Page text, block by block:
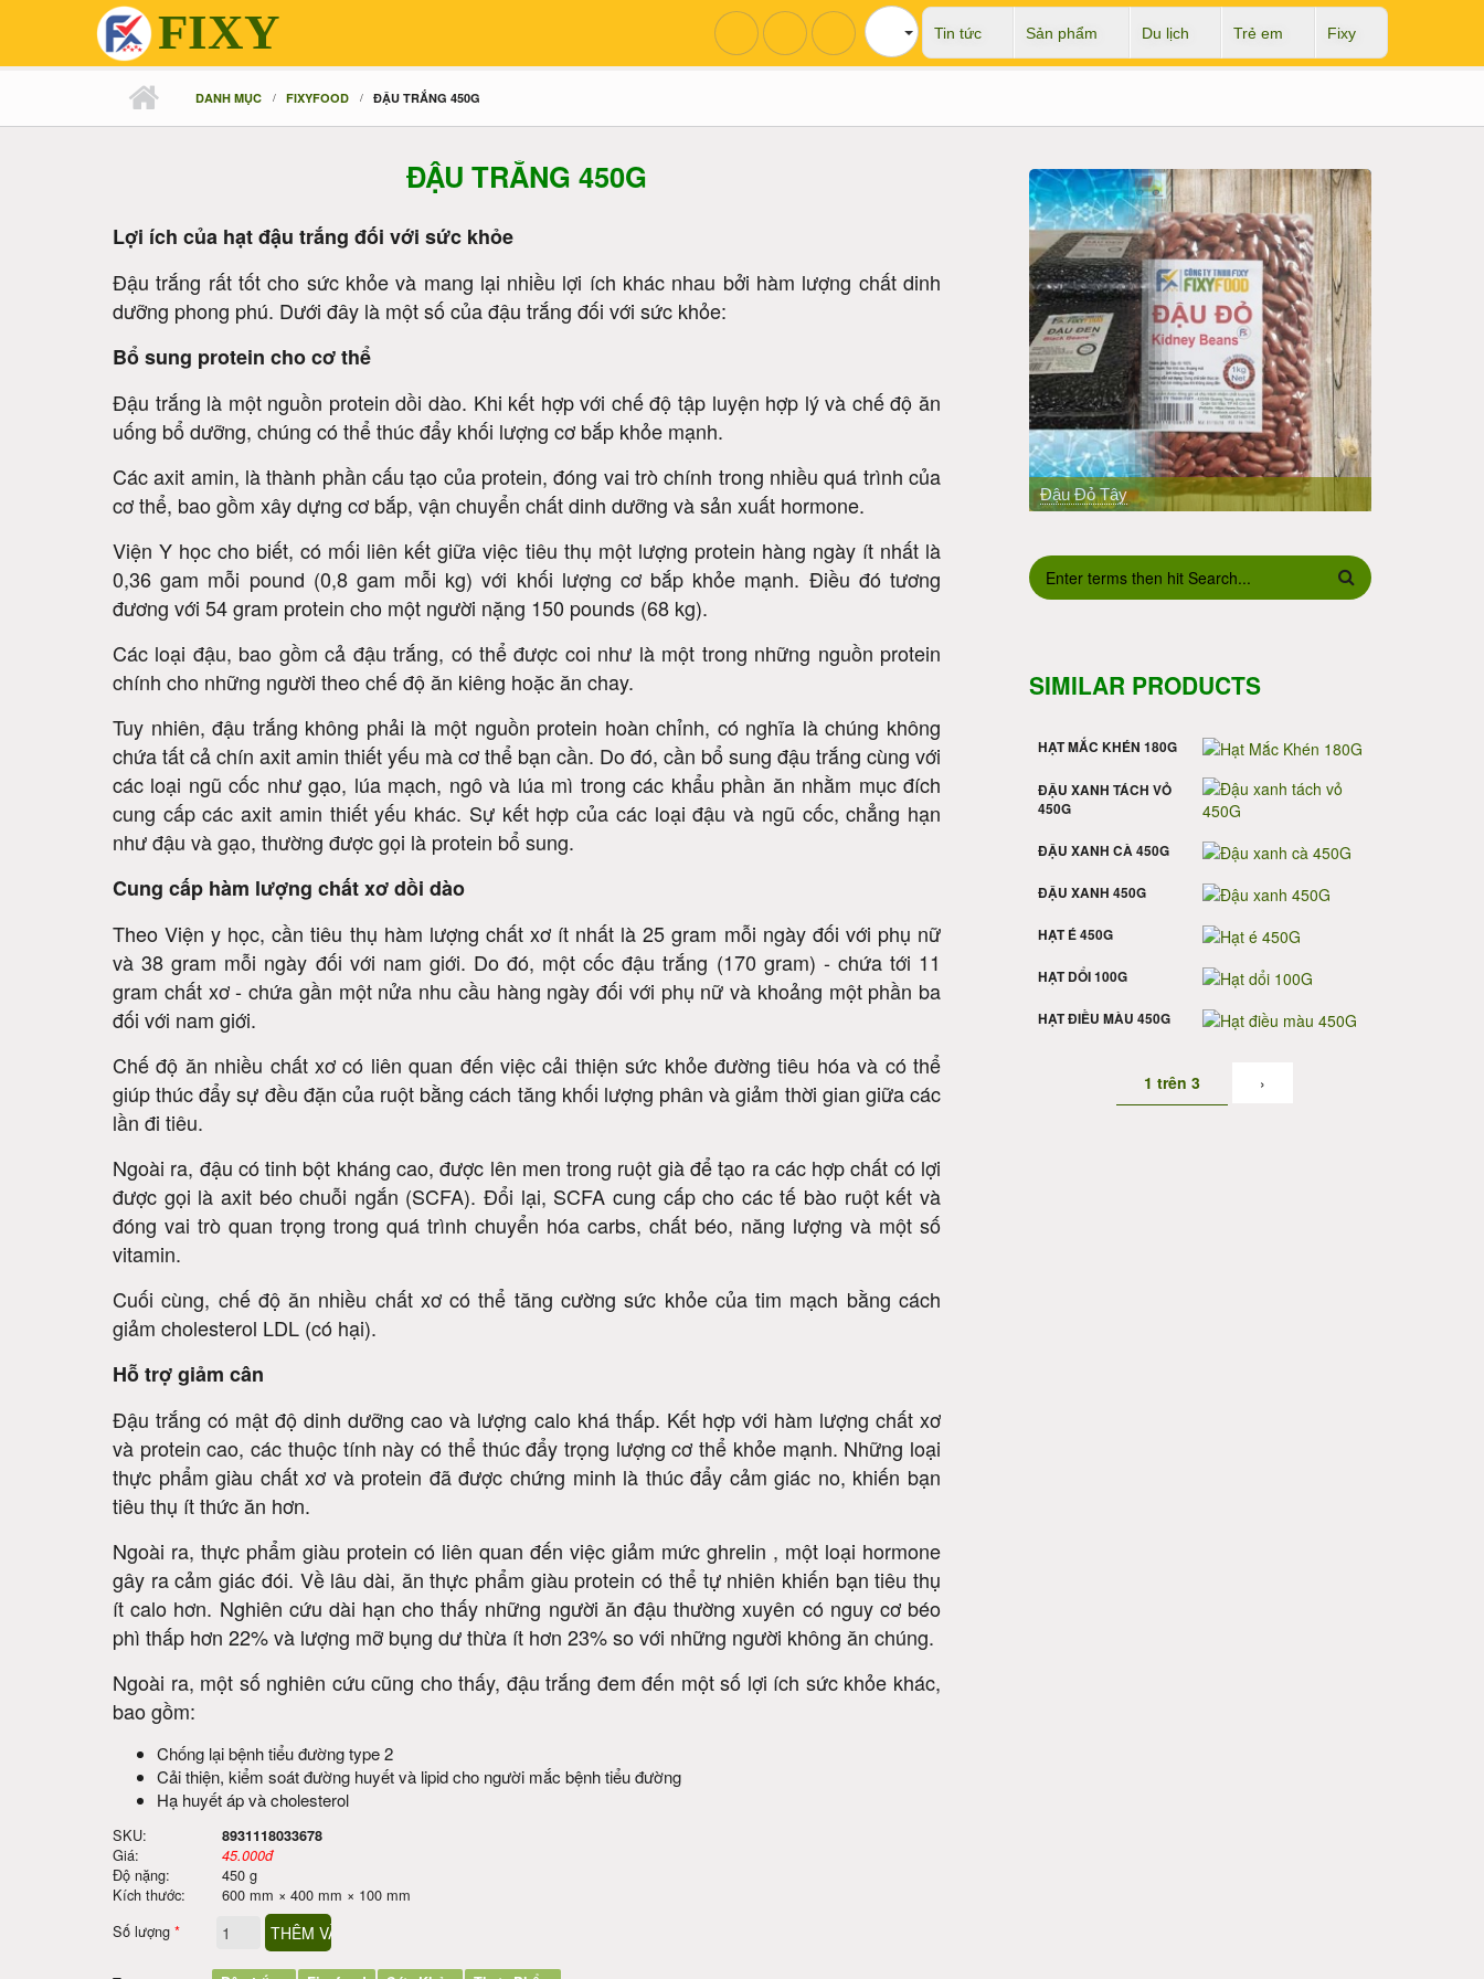
FIXY Tin tức Sản phẩm Du lịch Trẻ em Fixy
DANH MỤC FIXYFOOD ĐẬU TRẮNG 450G
ĐẬU TRẮNG 450G
Đậu trắng 450G
NEXT
Đậu trắng rất tốt cho sức khỏe và mang lại nhiều lợi ích khác nhau bởi hàm lượng chất dinh
Đậu trắng là một nguồn protein dồi dào. Khi kết hợp với chế độ tập luyện hợp lý và chế độ ăn
Các axit amin, là thành phần cấu tạo của protein, đóng vai trò chính trong nhiều quá trình của
Viện Y học cho biết, có mối liên kết giữa việc tiêu thụ một lượng protein hàng ngày ít nhất là
0,36 gam mỗi pound (0,8 gam mỗi kg) với khối lượng cơ bắp khỏe mạnh. Điều đó tương
Các loại đậu, bao gồm cả đậu trắng, có thể được coi như là một trong những nguồn protein
Tuy nhiên, đậu trắng không phải là một nguồn protein hoàn chỉnh, có nghĩa là chúng không
chứa tất cả chín axit amin thiết yếu mà cơ thể bạn cần. Do đó, cần bổ sung đậu trắng cùng với
các loại ngũ cốc như gạo, lúa mạch, ngô và lúa mì trong các khẩu phần ăn nhằm mục đích
cung cấp các axit amin thiết yếu khác. Sự kết hợp của các loại đậu và ngũ cốc, chẳng hạn
Theo Viện y học, cần tiêu thụ hàm lượng chất xơ ít nhất là 25 gram mỗi ngày đối với phụ nữ
và 38 gram mỗi ngày đối với nam giới. Do đó, một cốc đậu trắng (170 gram) - chứa tới 11
gram chất xơ - chứa gần một nửa nhu cầu hàng ngày đối với phụ nữ và khoảng một phần ba
Chế độ ăn nhiều chất xơ có liên quan đến việc cải thiện sức khỏe đường tiêu hóa và có thể
giúp thúc đẩy sự đều đặn của ruột bằng cách tăng khối lượng phân và giảm thời gian giữa các
Ngoài ra, đậu có tinh bột kháng cao, được lên men trong ruột già để tạo ra các hợp chất có lợi
được gọi là axit béo chuỗi ngắn (SCFA). Đổi lại, SCFA cung cấp cho các tế bào ruột kết và
đóng vai trò quan trọng trong quá trình chuyển hóa carbs, chất béo, năng lượng và một số
Cuối cùng, chế độ ăn nhiều chất xơ có thể tăng cường sức khỏe của tim mạch bằng cách
Đậu trắng có mật độ dinh dưỡng cao và lượng calo khá thấp. Kết hợp với hàm lượng chất xơ
và protein cao, các thuộc tính này có thể thúc đẩy trọng lượng cơ thể khỏe mạnh. Những loại
thực phẩm giàu chất xơ và protein đã được chứng minh là thúc đẩy cảm giác no, khiến bạn
Ngoài ra, thực phẩm giàu protein có liên quan đến việc giảm mức ghrelin , một loại hormone
gây ra cảm giác đói. Về lâu dài, ăn thực phẩm giàu protein có thể tự nhiên khiến bạn tiêu thụ
ít calo hơn. Nghiên cứu dài hạn cho thấy những người ăn đậu thường xuyên có nguy cơ béo
Ngoài ra, một số nghiên cứu cũng cho thấy, đậu trắng đem đến một số lợi ích sức khỏe khác,
Chống lại bệnh tiểu đường type 2
Cải thiện, kiểm soát đường huyết và lipid cho người mắc bệnh tiểu đường
Hạ huyết áp và cholesterol
SKU: 8931118033678
Giá: 45.000đ
Độ nặng:
450 g
Kích thước:
600 mm × 400 mm × 100 mm
Đậu Đỏ Tây
PREV
BIỂU MẪU TÌM KIẾM
SIMILAR PRODUCTS
HẠT MẮC KHÉN 180G
ĐẬU XANH TÁCH VỎ
450G
ĐẬU XANH CÀ 450G
ĐẬU XANH 450G
HẠT É 450G
HẠT DỔI 100G
HẠT ĐIỀU MÀU 450G
1 trên 3 ›